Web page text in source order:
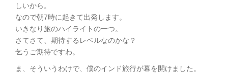
しいから。
なので朝7時に起きて出発します。
いきなり旅のハイライトの一つ。
さてさて、期待するレベルなのかな？
乞うご期待ですわ。
ま、そういうわけで、僕のインド旅行が幕を開けました。